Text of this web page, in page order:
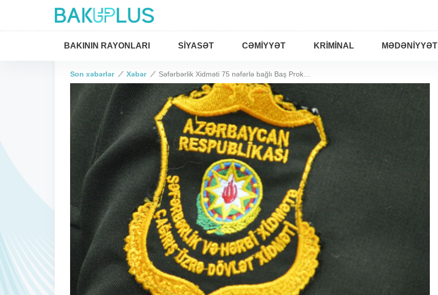
BAKININ RAYONLARI SIYASƏT CƏMIYYƏT KRIMINAL MƏDƏNIYYƏT
Son xəbərlər Xəbər